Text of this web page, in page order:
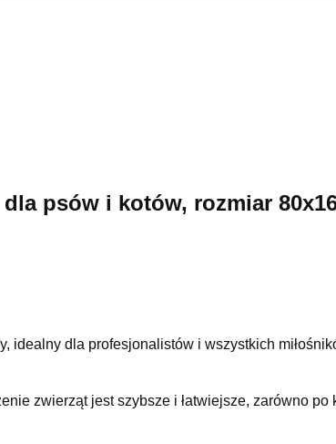
psów i kotów, rozmiar
idealny dla profesjonalistów i wszystkich
zwierząt jest szybsze i łatwiejsze, zarówno